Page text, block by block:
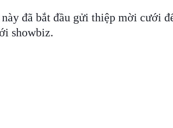
đã bắt đầu gửi thiệp mời cưới
showbiz.